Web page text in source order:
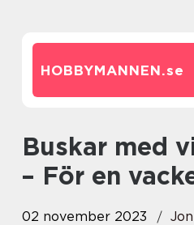
HOBBYMANNEN.se
Buskar med vita blommor
– För en
02 november 2023